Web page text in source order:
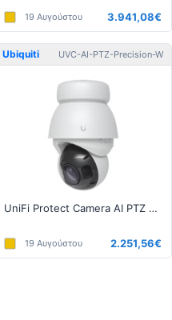
19 Αυγούστου 3.941,08€
Ubiquiti UVC-AI-PTZ-Precision-W
UniFi Protect Camera AI PTZ Precision Λευκό
19 Αυγούστου 2.251,56€